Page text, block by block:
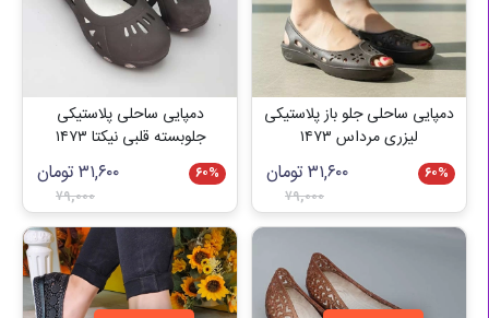
دمپایی ساحلی جلو باز پلاستیکی
لیزری مرداس ۱۴۷۳
۶۰% ۳۱,۶۰۰تومان
۷۹,۰۰۰
دمپایی ساحلی پلاستیکی
جلوبسته قلبی نیکتا ۱۴۷۳
۶۰% ۳۱,۶۰۰تومان
۷۹,۰۰۰